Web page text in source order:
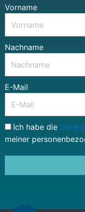
Vorname
Nachname
E-Mail
Ich habe die
meiner